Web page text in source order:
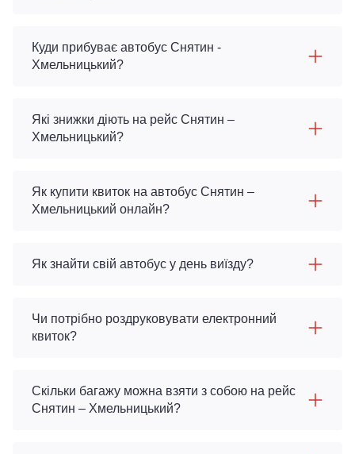
Куди прибуває автобус Снятин -
Хмельницький?
Які знижки діють на рейс Снятин –
Хмельницький?
Як купити квиток на автобус Снятин –
Хмельницький онлайн?
Як знайти свій автобус у день виїзду?
Чи потрібно роздруковувати електронний
квиток?
Скільки багажу можна взяти з собою на рейс
Снятин – Хмельницький?